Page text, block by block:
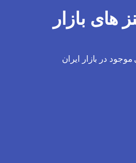
های بازار
در بازار ایران